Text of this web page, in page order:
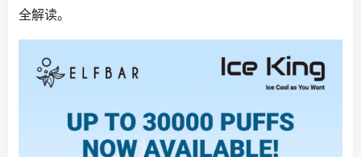
全解读。